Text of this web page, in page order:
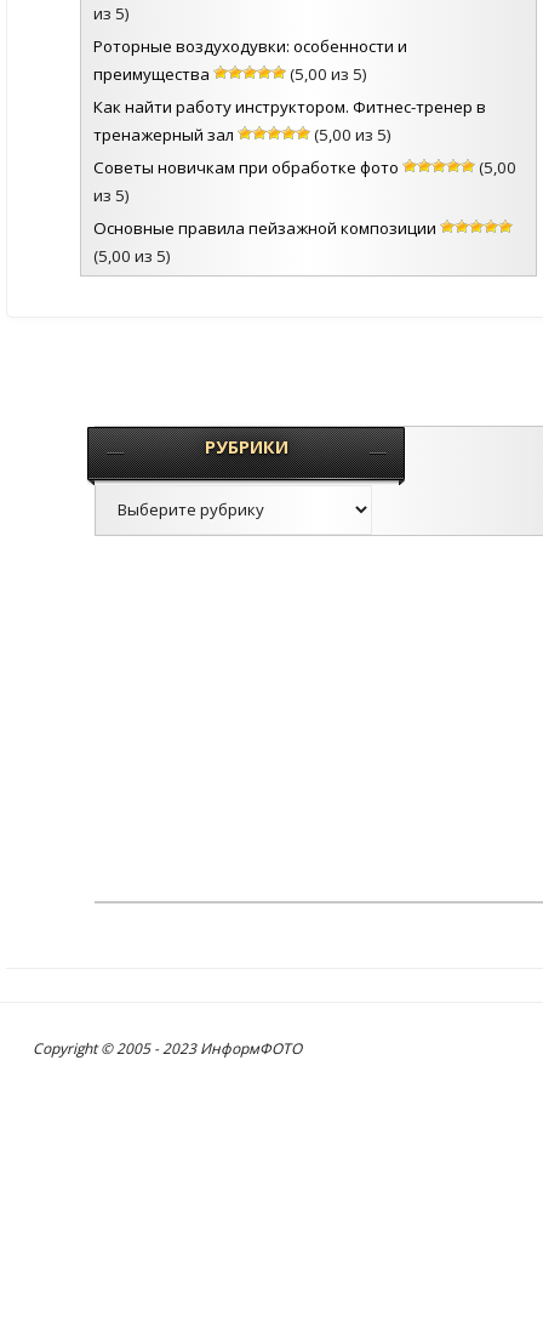
из 5)
Роторные воздуходувки: особенности и
преимущества
(5,00 из 5)
Как найти работу инструктором. Фитнес-тренер в
тренажерный зал
(5,00 из 5)
Советы новичкам при обработке фото
(5,00
из 5)
Основные правила пейзажной композиции
(5,00 из 5)
РУБРИКИ
Copyright © 2005 - 2023 ИнформФОТО